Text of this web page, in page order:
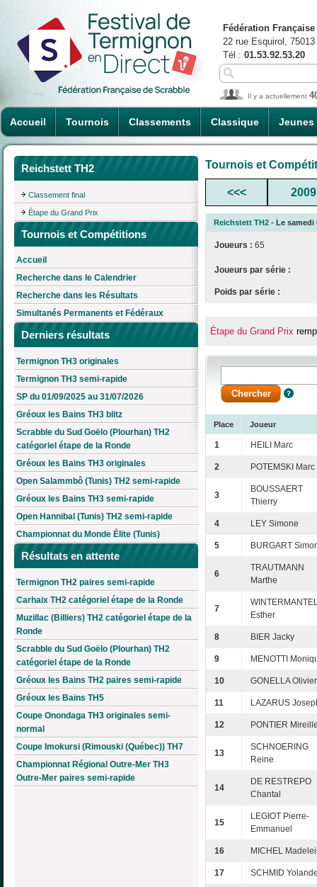
Accueil Tournois Classements Classique Jeunes
Fédération
22 rue Esquirol,
Tél : 01.53.92.53.20
Il y a actuellement
Reichstett TH2
Classement final
Étape du Grand Prix
Tournois et Compétitions
Accueil
Recherche dans le Calendrier
Recherche dans les Résultats
Simultanés Permanents et Fédéraux
Derniers résultats
Termignon TH3 originales
Termignon TH3 semi-rapide
SP du 01/09/2025 au 31/07/2026
Gréoux les Bains TH3 blitz
Scrabble du Sud Goëlo (Plourhan) TH2
catégoriel étape de la Ronde
Gréoux les Bains TH3 originales
Open Salammbô (Tunis) TH2 semi-rapide
Gréoux les Bains TH3 semi-rapide
Open Hannibal (Tunis) TH2 semi-rapide
Championnat du Monde Élite (Tunis)
Résultats en attente
Termignon TH2 paires semi-rapide
Carhaix TH2 catégoriel étape de la Ronde
Muzillac (Billiers) TH2 catégoriel étape de la
Ronde
Scrabble du Sud Goëlo (Plourhan) TH2
catégoriel étape de la Ronde
Gréoux les Bains TH2 paires semi-rapide
Gréoux les Bains TH5
Coupe Onondaga TH3 originales semi-
normal
Coupe Imokursi (Rimouski (Québec)) TH7
Championnat Régional Outre-Mer TH3
Outre-Mer paires semi-rapide
Tournois et
<<< 2009
Reichstett TH2 - Le samedi
Joueurs : 65
Joueurs par série :
Poids par série :
Étape du Grand Prix
Place Joueur
1 HEILI Marc
2 POTEMSKI Marc
3
BOUSSAERT
Thierry
4 LEY Simone
5 BURGART
6
TRAUTMANN
Marthe
7
Esther
8 BIER Jacky
9 MENOTTI
10 GONELLA Olivier
11 LAZARUS
12 PONTIER
13
SCHNOERING
Reine
14
DE RESTREPO
Chantal
15
LEGIOT Pierre-
Emmanuel
16 MICHEL
17 SCHMID